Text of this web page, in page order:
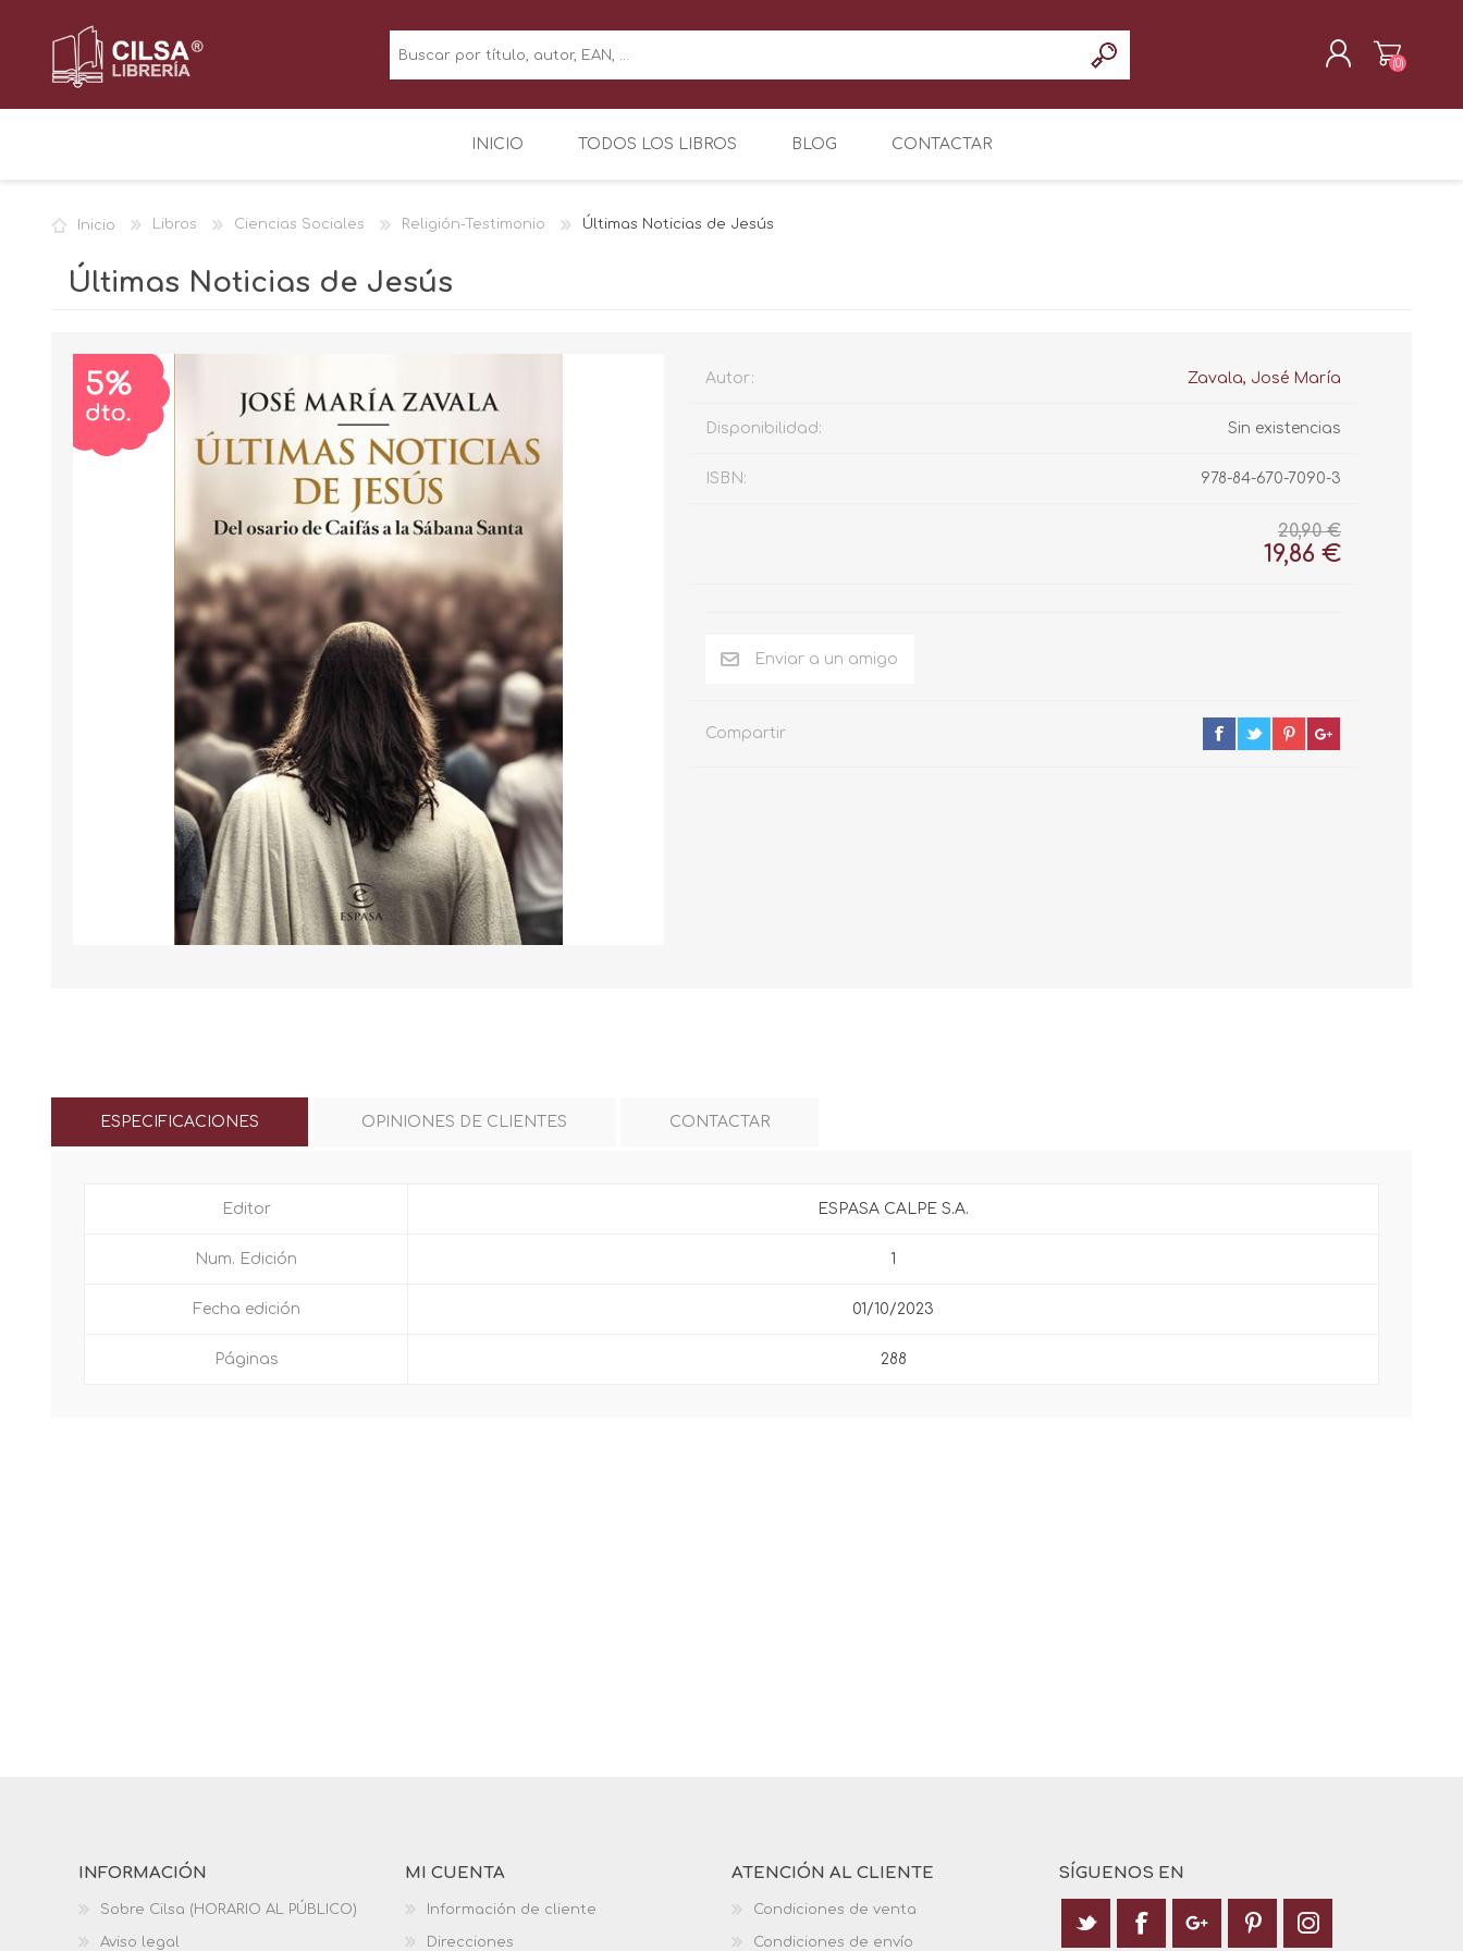
(0)
INICIO TODOS LOS LIBROS BLOG CONTACTAR
Inicio Libros Ciencias Sociales Religión-Testimonio Últimas Noticias de Jesús
Últimas Noticias de Jesús
Autor: Zavala, José María
Disponibilidad: Sin existencias
ISBN: 978-84-670-7090-3
20,90 €
19,86 €
Compartir
ESPECIFICACIONES OPINIONES DE CLIENTES CONTACTAR
Editor ESPASA CALPE S.A.
Num. Edición 1
Fecha edición 01/10/2023
Páginas 288
INFORMACIÓN
Sobre Cilsa (HORARIO AL PÚBLICO)
Aviso legal
MI CUENTA
Información de cliente
Direcciones
ATENCIÓN AL CLIENTE
Condiciones de venta
Condiciones de envío
SÍGUENOS EN